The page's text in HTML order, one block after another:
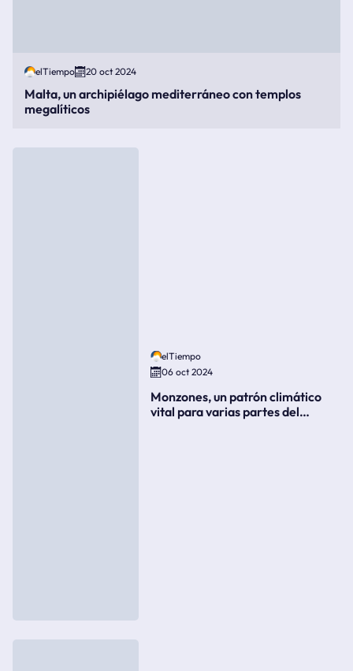
elTiempo 20 oct 2024
Malta, un archipiélago mediterráneo con templos
megalíticos
elTiempo
06 oct 2024
Monzones, un patrón climático
vital para varias partes del